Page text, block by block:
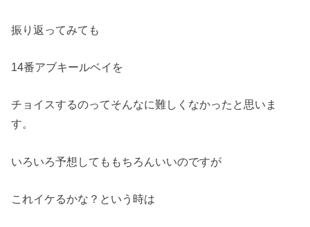
振り返ってみても
14番アブキールベイを
チョイスするのってそんなに難しくなかったと思いま
す。
いろいろ予想してももちろんいいのですが
これイケるかな？という時は